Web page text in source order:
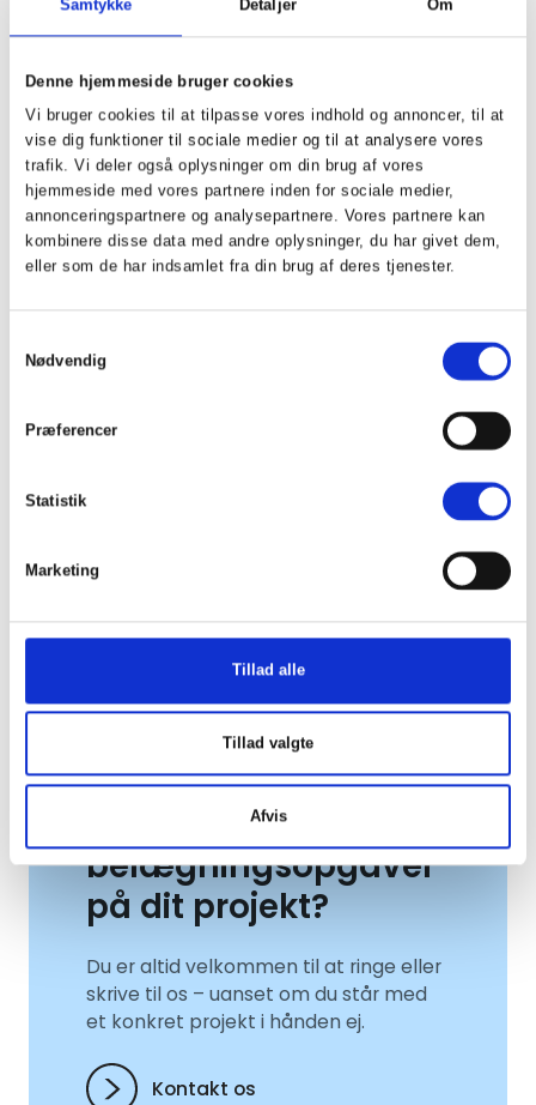
Samtykke Detaljer Om
Denne hjemmeside bruger cookies
Vi bruger cookies til at tilpasse vores indhold og annoncer, til at
vise dig funktioner til sociale medier og til at analysere vores
trafik. Vi deler også oplysninger om din brug af vores
hjemmeside med vores partnere inden for sociale medier,
annonceringspartnere og analysepartnere. Vores partnere kan
kombinere disse data med andre oplysninger, du har givet dem,
eller som de har indsamlet fra din brug af deres tjenester.
Nødvendig
Præferencer
Statistik
Marketing
Tillad alle
Tillad valgte
Afvis
Tarm Genbrugsplads
Spjald Entreprenørforretning as udfører endnu en
genbrugsplads. Denne gang i Tarm. I samme
Skal vi også løse
byggemodnings- og
belægningsopgaver
på dit projekt?
Du er altid velkommen til at ringe eller
skrive til os – uanset om du står med
et konkret projekt i hånden ej.
Kontakt os